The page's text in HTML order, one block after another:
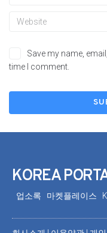
Save my name,
time I comment.
KOREA
업소록 마켓플레이스